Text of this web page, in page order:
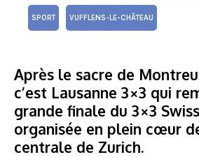
SPORT VUFFLENS-LE-CHÂTEAU
Après le sacre de
c’est Lausanne 3×3 qui
grande finale du 3×3
organisée en plein cœur
centrale de Zurich.